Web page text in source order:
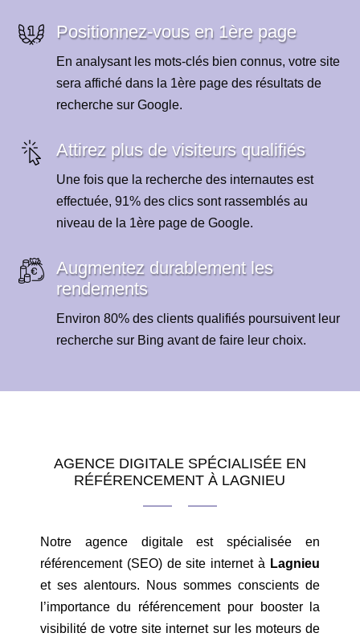
Positionnez-vous en 1ère page
En analysant les mots-clés bien connus, votre site
sera affiché dans la 1ère page des résultats de
recherche sur Google.
Attirez plus de visiteurs qualifiés
Une fois que la recherche des internautes est
effectuée, 91% des clics sont rassemblés au
niveau de la 1ère page de Google.
Augmentez durablement les
rendements
Environ 80% des clients qualifiés poursuivent leur
recherche sur Bing avant de faire leur choix.
AGENCE DIGITALE SPÉCIALISÉE EN
RÉFÉRENCEMENT À LAGNIEU
Notre agence digitale est spécialisée en
référencement (SEO) de site internet à Lagnieu
et ses alentours. Nous sommes conscients de
l’importance du référencement pour booster la
visibilité de votre site internet sur les moteurs de